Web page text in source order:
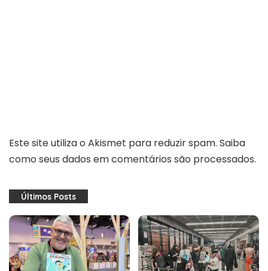
Este site utiliza o Akismet para reduzir spam. Saiba
como seus dados em comentários são processados.
Últimos Posts